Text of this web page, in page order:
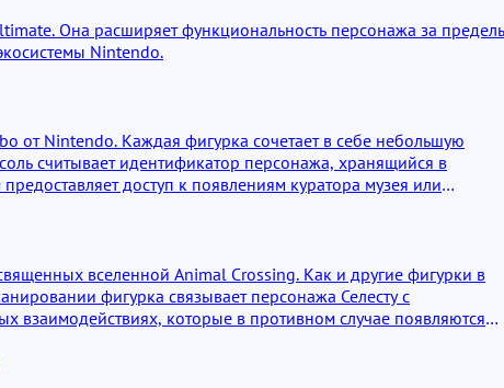
Она расширяет функциональность персонажа за
Nintendo.
от Nintendo. Каждая фигурка сочетает в себе небольшую
считывает идентификатор персонажа, хранящийся в
доступ к появлениям куратора музея или
вселенной Animal Crossing. Как и другие фигурки в
фигурка связывает персонажа Селесту с
которые в противном случае появляются